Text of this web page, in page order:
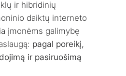
ir hibridinių
daiktų interneto
įmonėms galimybę
pagal poreikį,
ir pasiruošimą